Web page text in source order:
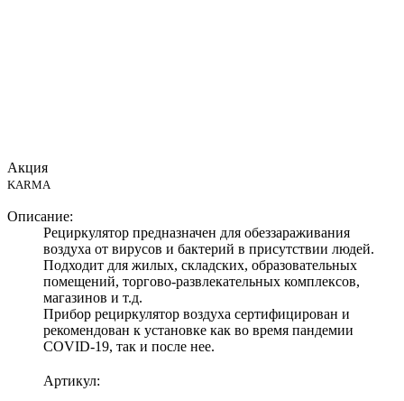
Акция
KARMA
Описание:
Рециркулятор предназначен для обеззараживания
воздуха от вирусов и бактерий в присутствии людей.
Подходит для жилых, складских, образовательных
помещений, торгово-развлекательных комплексов,
магазинов и т.д.
Прибор рециркулятор воздуха сертифицирован и
рекомендован к установке как во время пандемии
COVID-19, так и после нее.
Артикул: